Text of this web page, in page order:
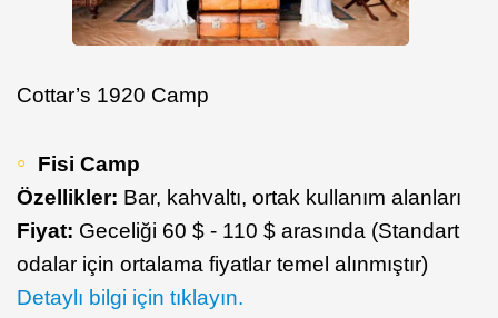
Cottar’s 1920 Camp
Fisi Camp
Özellikler: Bar, kahvaltı, ortak kullanım alanları
Fiyat: Geceliği 60 $ - 110 $ arasında (Standart
odalar için ortalama fiyatlar temel alınmıştır)
Detaylı bilgi için tıklayın.